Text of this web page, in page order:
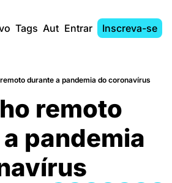
Tags AutoresEntrar Inscreva-se
durante a pandemia do coronavírus
remoto
pandemia